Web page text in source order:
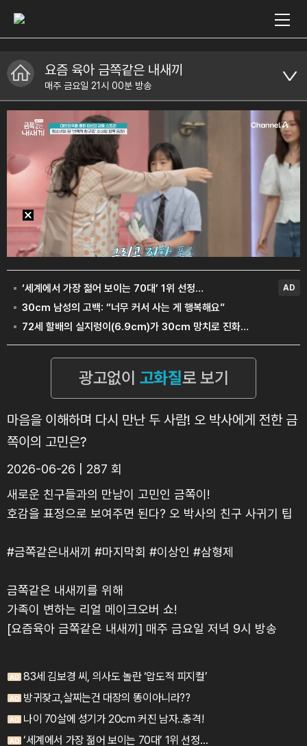
요즘 육아 금쪽같은 내새끼
매주 금요일 21시 00분 방송
마음을 이해하며 다시 만난 두 사람! 오 박사에게 전한 금
쪽이의 고민은?
2026-06-26 | 287 회
새로운 친구들과의 만남이 고민인 금쪽이!
호감을 표정으로 보여주면 된다? 오 박사의 친구 사귀기 팁
#금쪽같은내새끼 #마지막회 #이상인 #삼형제
금쪽같은 내새끼를 위해
가족이 변하는 리얼 메이크오버 쇼!
[요즘육아 금쪽같은 내새끼] 매주 금요일 저녁 9시 방송